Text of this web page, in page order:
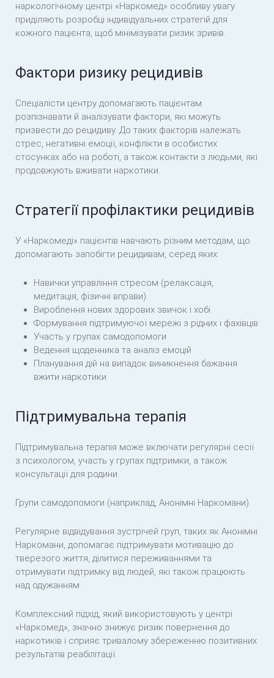
наркологічному центрі «Наркомед» особливу увагу
приділяють розробці індивідуальних стратегій для
кожного пацієнта, щоб мінімізувати ризик зривів.
Фактори ризику рецидивів
Спеціалісти центру допомагають пацієнтам
розпізнавати й аналізувати фактори, які можуть
призвести до рецидиву. До таких факторів належать
стрес, негативні емоції, конфлікти в особистих
стосунках або на роботі, а також контакти з людьми, які
продовжують вживати наркотики.
Стратегії профілактики рецидивів
У «Наркомеді» пацієнтів навчають різним методам, що
допомагають запобігти рецидивам, серед яких:
Навички управління стресом (релаксація,
медитація, фізичні вправи)
Вироблення нових здорових звичок і хобі
Формування підтримуючої мережі з рідних і фахівців
Участь у групах самодопомоги
Ведення щоденника та аналіз емоцій
Планування дій на випадок виникнення бажання
вжити наркотики
Підтримувальна терапія
Підтримувальна терапія може включати регулярні сесії
з психологом, участь у групах підтримки, а також
консультації для родини.
Групи самодопомоги (наприклад, Анонімні Наркомани)
Регулярне відвідування зустрічей груп, таких як Анонімні
Наркомани, допомагає підтримувати мотивацію до
тверезого життя, ділитися переживаннями та
отримувати підтримку від людей, які також працюють
над одужанням.
Комплексний підхід, який використовують у центрі
«Наркомед», значно знижує ризик повернення до
наркотиків і сприяє тривалому збереженню позитивних
результатів реабілітації.